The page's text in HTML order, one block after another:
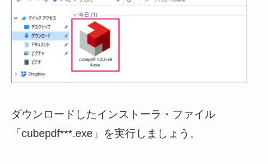
ダウンロードしたインストーラ・ファイル
「cubepdf***.exe」を実行しましょう。